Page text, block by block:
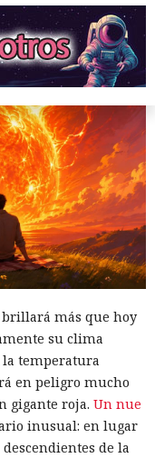
un nodo:
obligó a
de
quedó en el
en un gigantesco
más que hoy
su clima
la temperatura
en peligro mucho
gigante roja. Un nue
inusual: en lugar
de la